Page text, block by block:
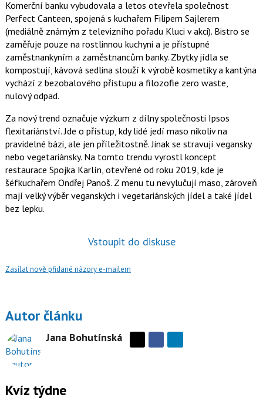
Komerční banku vybudovala a letos otevřela společnost
Perfect Canteen, spojená s kuchařem Filipem Sajlerem
(mediálně známým z televizního pořadu Kluci v akci). Bistro se
zaměřuje pouze na rostlinnou kuchyni a je přístupné
zaměstnankyním a zaměstnancům banky. Zbytky jídla se
kompostují, kávová sedlina slouží k výrobě kosmetiky a kantýna
vychází z bezobalového přístupu a filozofie zero waste,
nulový odpad.
Za nový trend označuje výzkum z dílny společnosti Ipsos
flexitariánství. Jde o přístup, kdy lidé jedí maso nikoliv na
pravidelné bázi, ale jen příležitostně. Jinak se stravují vegansky
nebo vegetariánsky. Na tomto trendu vyrostl koncept
restaurace Spojka Karlín, otevřené od roku 2019, kde je
šéfkuchařem Ondřej Panoš. Z menu tu nevylučují maso, zároveň
mají velký výběr veganských i vegetariánských jídel a také jídel
bez lepku.
Vstoupit do diskuse
Zasílat nově přidané názory e-mailem
Autor článku
Jana Bohutínská
Sdílejte
Kvíz týdne